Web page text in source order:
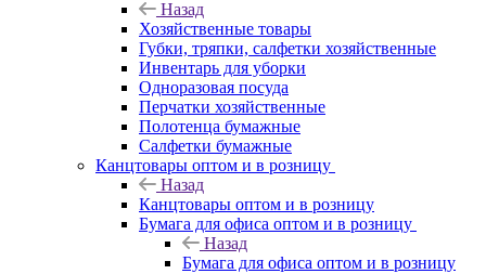
Назад
Хозяйственные товары
Губки, тряпки, салфетки хозяйственные
Инвентарь для уборки
Одноразовая посуда
Перчатки хозяйственные
Полотенца бумажные
Салфетки бумажные
Канцтовары оптом и в розницу
Назад
Канцтовары оптом и в розницу
Бумага для офиса оптом и в розницу
Назад
Бумага для офиса оптом и в розницу